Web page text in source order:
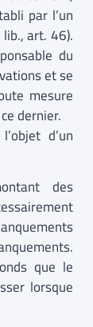
par l’un
art. 46).
du
et se
mesure
dernier.
d’un
des
que le
lorsque